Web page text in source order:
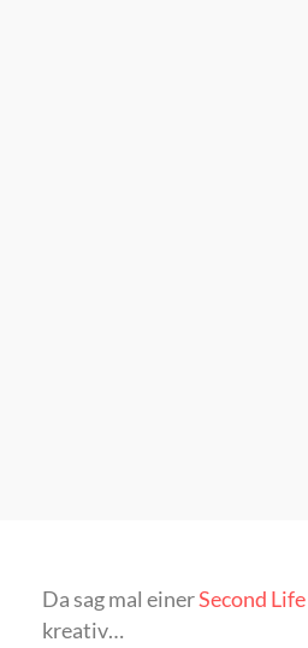
Da sag mal einerSecond Life
kreativ…